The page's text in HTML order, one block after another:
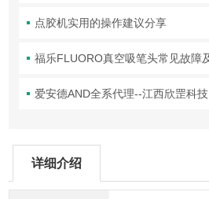
点胶机实用的操作建议分享
福乐FLUORO真空吸笔头常见故障
爱安德AND全系代理--江西欣罡科技
详细介绍